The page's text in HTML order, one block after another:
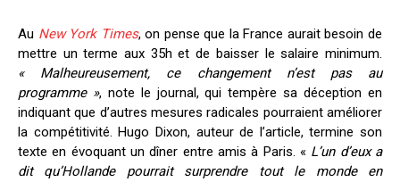
Au New York Times, on pense que la France aurait besoin de
mettre un terme aux 35h et de baisser le salaire minimum.
« Malheureusement, ce changement n’est pas au
programme », note le journal, qui tempère sa déception en
indiquant que d’autres mesures radicales pourraient améliorer
la compétitivité. Hugo Dixon, auteur de l’article, termine son
texte en évoquant un dîner entre amis à Paris. « L’un d’eux a
dit qu’Hollande pourrait surprendre tout le monde en